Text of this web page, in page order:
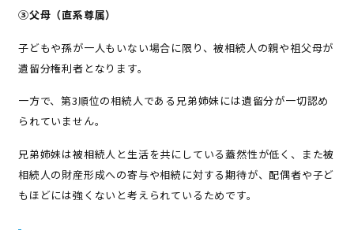
③父母（直系尊属）
子どもや孫が一人もいない場合に限り、被相続人の親や祖父母が
遺留分権利者となります。
一方で、第3順位の相続人である兄弟姉妹には遺留分が一切認め
られていません。
兄弟姉妹は被相続人と生活を共にしている蓋然性が低く、また被
相続人の財産形成への寄与や相続に対する期待が、配偶者や子ど
もほどには強くないと考えられているためです。